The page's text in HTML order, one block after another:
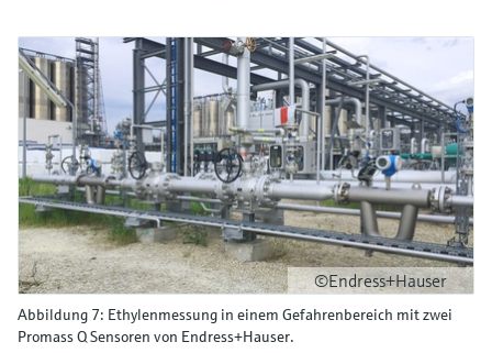
©Endress+Hauser
Abbildung 7: Ethylenmessung in einem Gefahrenbereich mit zwei
Promass Q Sensoren von Endress+Hauser.